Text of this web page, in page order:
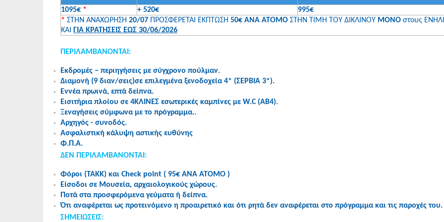
1095€ * + 520€
995€
* ΣΤΗΝ ΑΝΑΧΩΡΗΣΗ 20/07 ΠΡΟΣΦΕΡΕΤΑΙ ΕΚΠΤΩΣΗ 50€ ΑΝΑ ΑΤΟΜΟ ΣΤΗΝ ΤΙΜΗ ΤΟΥ ΔΙΚΛΙΝΟΥ ΜΟΝΟ στους
ΚΑΙ
ΓΙΑ ΚΡΑΤΗΣΕΙΣ ΕΩΣ 30/06/2026
ΠΕΡΙΛΑΜΒΑΝΟΝΤΑΙ:
Εκδρομές – περιηγήσεις με σύγχρονο πούλμαν.
Διαμονή (9 διαν/σεις)σε επιλεγμένα ξενοδοχεία 4* (ΣΕΡΒΙΑ 3*).
Εννέα πρωινά, επτά δείπνα.
Εισιτήρια πλοίου σε 4ΚΛΙΝΕΣ εσωτερικές καμπίνες με W.C (ΑΒ4).
Ξεναγήσεις σύμφωνα με το πρόγραμμα..
Αρχηγός - συνοδός.
Ασφαλιστική κάλυψη αστικής ευθύνης
Φ.Π.Α.
ΔΕΝ ΠΕΡΙΛΑΜΒΑΝΟΝΤΑΙ:
Φόροι (ΤΑΚΚ) και Check point ( 95€ ΑΝΑ ΑΤΟΜΟ )
Είσοδοι σε Μουσεία, αρχαιολογικούς χώρους.
Ποτά στα προσφερόμενα γεύματα ή δείπνα.
Ότι αναφέρεται ως προτεινόμενο η προαιρετικό και ότι ρητά δεν αναφέρεται στο πρόγραμμα και τις παροχές του.
ΣΗΜΕΙΩΣΕΙΣ: